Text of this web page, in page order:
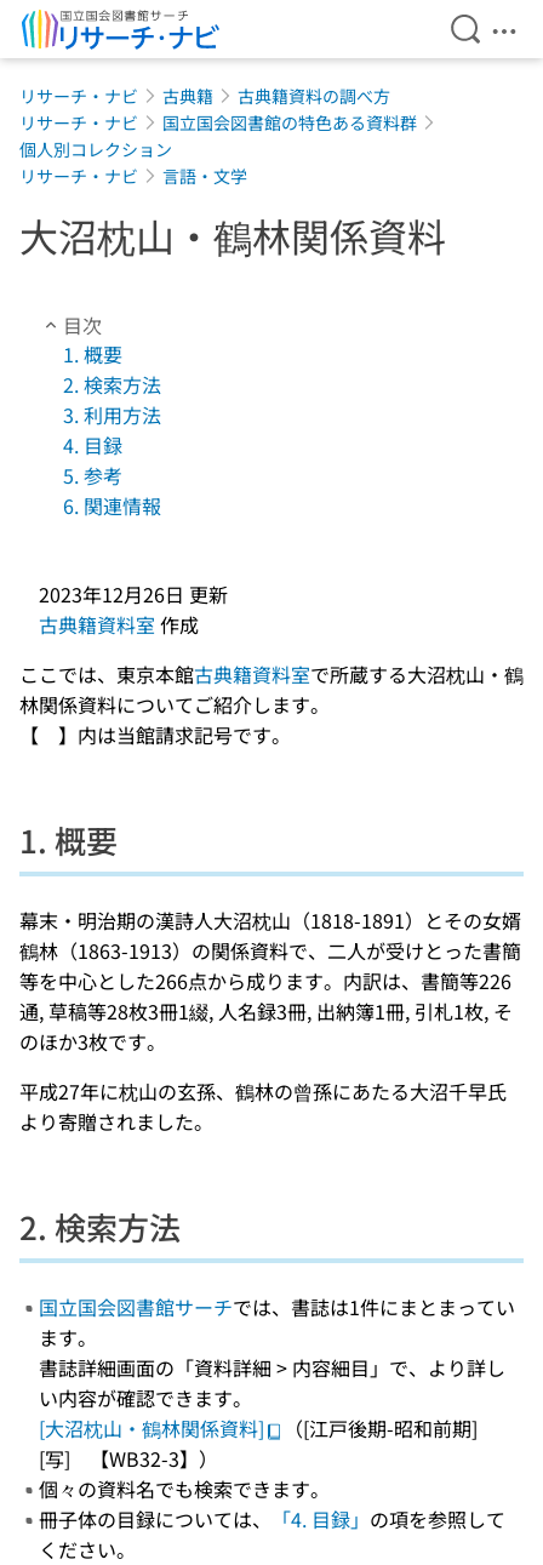
検索を
メ
リサーチ・ナビ 古典籍
古典籍資料の調べ方
リサーチ・ナビ
国立国会図書館の特色ある資料群
個人別コレクション
リサーチ・ナビ
言語・文学
大沼枕山・鶴林関係資料
目次
1. 概要
2. 検索方法
3. 利用方法
4. 目録
5. 参考
6. 関連情報
2023年12月26日 更新
古典籍資料室 作成
ここでは、東京本館古典籍資料室で所蔵する大沼枕山・鶴
林関係資料についてご紹介します。
【 】内は当館請求記号です。
1. 概要
幕末・明治期の漢詩人大沼枕山（1818-1891）とその女婿
鶴林（1863-1913）の関係資料で、二人が受けとった書簡
等を中心とした266点から成ります。内訳は、書簡等226
通, 草稿等28枚3冊1綴, 人名録3冊, 出納簿1冊, 引札1枚, そ
のほか3枚です。
平成27年に枕山の玄孫、鶴林の曾孫にあたる大沼千早氏
より寄贈されました。
2. 検索方法
国立国会図書館サーチでは、書誌は1件にまとまってい
ます。
書誌詳細画面の「資料詳細 > 内容細目」で、より詳し
い内容が確認できます。
[大沼枕山・鶴林関係資料]
（[江戸後期-昭和前期]
[写] 【WB32-3】）
個々の資料名でも検索できます。
冊子体の目録については、
「4. 目録」 の項を参照して
ください。